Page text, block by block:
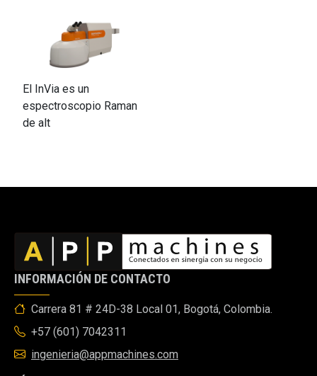
El InVia es un
espectroscopio Raman
de alt
INFORMACIÓN DE CONTACTO
Carrera 81 # 24D-38 Local 01, Bogotá, Colombia.
+57 (601) 7042311
ingenieria@appmachines.com